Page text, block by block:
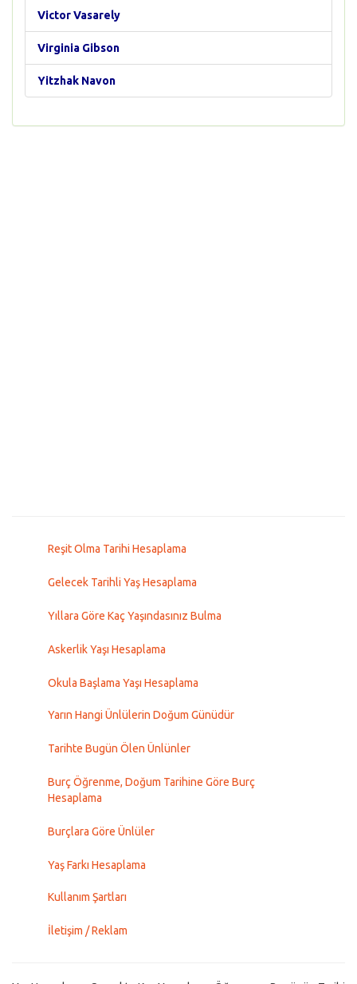
Victor Vasarely
Virginia Gibson
Yitzhak Navon
Reşit Olma Tarihi Hesaplama
Gelecek Tarihli Yaş Hesaplama
Yıllara Göre Kaç Yaşındasınız Bulma
Askerlik Yaşı Hesaplama
Okula Başlama Yaşı Hesaplama
Yarın Hangi Ünlülerin Doğum Günüdür
Tarihte Bugün Ölen Ünlünler
Burç Öğrenme, Doğum Tarihine Göre Burç
Hesaplama
Burçlara Göre Ünlüler
Yaş Farkı Hesaplama
Kullanım Şartları
İletişim / Reklam